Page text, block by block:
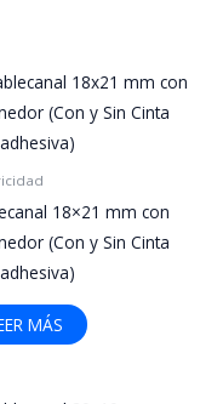
18×21 mm con
(Con y Sin Cinta
MÁS